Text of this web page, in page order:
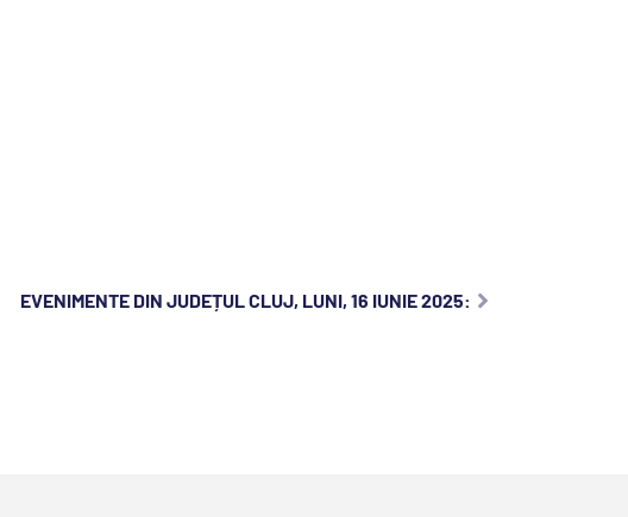
EVENIMENTE DIN JUDEȚUL CLUJ, LUNI, 16 IUNIE 2025: